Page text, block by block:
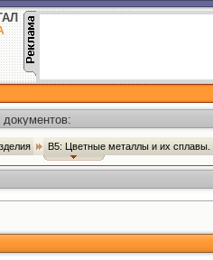
В5: Цветные металлы и их сплавы.